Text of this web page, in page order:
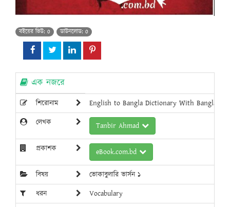
বইয়ের ভিউ: 0 ডাউনলোড: 0
এক নজরে
শিরোনাম
English to Bangla Dictionary With Bangla
লেখক
Tanbir Ahmad
প্রকাশক eBook.com.bd
বিষয়
ভোকাবুলারি ভার্সন ১
ধরন
Vocabulary